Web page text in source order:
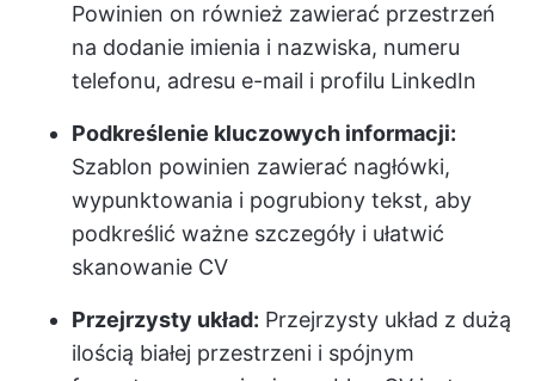
Powinien on również zawierać przestrzeń
na dodanie imienia i nazwiska, numeru
telefonu, adresu e-mail i profilu LinkedIn
Podkreślenie kluczowych informacji:
Szablon powinien zawierać nagłówki,
wypunktowania i pogrubiony tekst, aby
podkreślić ważne szczegóły i ułatwić
skanowanie CV
Przejrzysty układ: Przejrzysty układ z dużą
ilością białej przestrzeni i spójnym